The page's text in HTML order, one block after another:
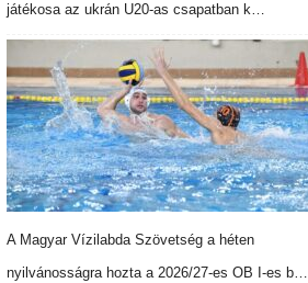
játékosa az ukrán U20-as csapatban k…
A Magyar Vízilabda Szövetség a héten
nyilvánosságra hozta a 2026/27-es OB I-es b…